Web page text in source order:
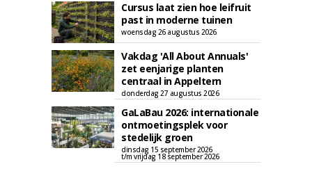
Cursus laat zien hoe leifruit
past in moderne tuinen
woensdag 26 augustus 2026
Vakdag 'All About Annuals'
zet eenjarige planten
centraal in Appeltern
donderdag 27 augustus 2026
GaLaBau 2026: internationale
ontmoetingsplek voor
stedelijk groen
dinsdag 15 september 2026
t/m vrijdag 18 september 2026